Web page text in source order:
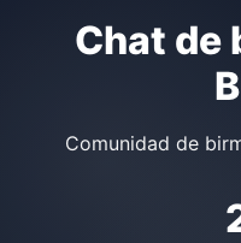
Chat de
Comunidad de